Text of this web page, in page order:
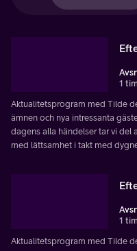
1
Aktualitetsprogram med Tilde
ämnen och nya intressanta
dagens alla händelser tar vi del
med lättsamhet i takt med
1
Aktualitetsprogram med Tilde